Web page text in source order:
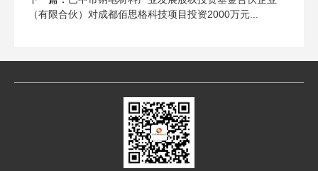
（有限合伙）对成都佰思格科技项目投资2000万元...